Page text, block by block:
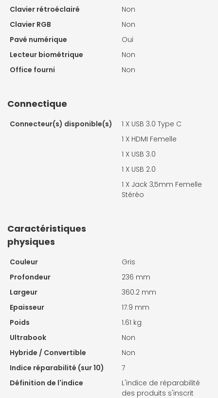
Clavier rétroéclairé
Non
Clavier RGB
Non
Pavé numérique
Oui
Lecteur biométrique
Non
Office fourni
Non
Connectique
Connecteur(s) disponible(s) 1 X USB 3.0 Type C
1 X HDMI Femelle
1 X USB 3.0
1 X USB 2.0
1 X Jack 3,5mm Femelle
Stéréo
Caractéristiques
physiques
Couleur
Gris
Profondeur
236 mm
Largeur
360.2 mm
Epaisseur
17.9 mm
Poids
1.61 kg
Ultrabook
Non
Hybride / Convertible
Non
Indice réparabilité (sur 10)
7
Définition de l'indice
L'indice de réparabilité
des produits s'inscrit